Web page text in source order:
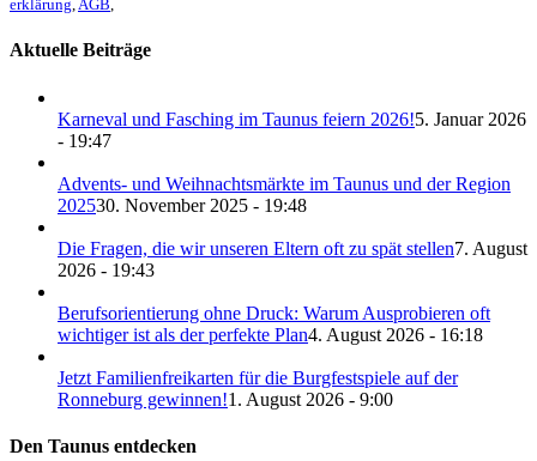
erklärung,AGB,
Aktuelle Beiträge
Karneval und Fasching im Taunus feiern 2026!5. Januar 2026
- 19:47
Advents- und Weihnachtsmärkte im Taunus und der Region
202530. November 2025 - 19:48
Die Fragen, die wir unseren Eltern oft zu spät stellen7. August
2026 - 19:43
Berufsorientierung ohne Druck: Warum Ausprobieren oft
wichtiger ist als der perfekte Plan4. August 2026 - 16:18
Jetzt Familienfreikarten für die Burgfestspiele auf der
Ronneburg gewinnen!1. August 2026 - 9:00
Den Taunus entdecken